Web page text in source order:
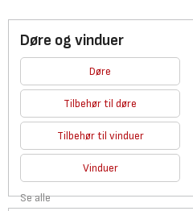
følgende:
I bygmas have kategori, finder du
terrassen,et stort udvalg af drivhuse
havemaskiner til alle behov.
lys og lamper, ledninger og kroge til hele
Døre og vinduer
Døre
Tilbehør til døre
Tilbehør til vinduer
Vinduer
Se alle